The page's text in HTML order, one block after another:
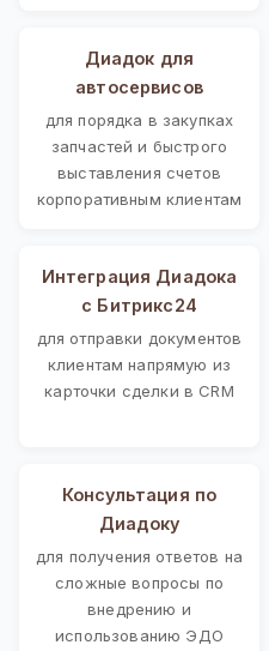
Диадок для
автосервисов
для порядка в закупках
запчастей и быстрого
выставления счетов
корпоративным клиентам
Интеграция Диадока
с Битрикс24
для отправки документов
клиентам напрямую из
карточки сделки в CRM
Консультация по
Диадоку
для получения ответов на
сложные вопросы по
внедрению и
использованию ЭДО